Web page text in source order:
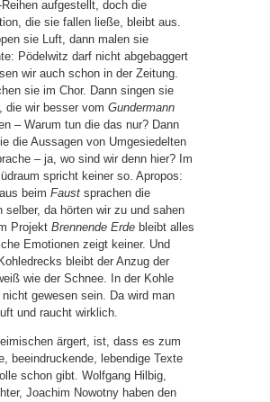
aufgestellt, doch die
die sie fallen ließe, bleibt aus.
sie Luft, dann malen sie
Pödelwitz darf nicht abgebaggert
wir auch schon in der Zeitung.
sie im Chor. Dann singen sie
die wir besser vom Gundermann
– Warum tun die das nur? Dann
die Aussagen von Umgesiedelten
– ja, wo sind wir denn hier? Im
spricht keiner so. Apropos:
beim Faust sprachen die
selber, da hörten wir zu und sahen
Projekt Brennende Erde bleibt alles
Emotionen zeigt keiner. Und
bleibt der Anzug der
wie der Schnee. In der Kohle
nicht gewesen sein. Da wird man
und raucht wirklich.
ärgert, ist, dass es zum
beeindruckende, lebendige Texte
schon gibt. Wolfgang Hilbig,
Joachim Nowotny haben den